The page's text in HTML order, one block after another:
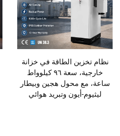
نظام تخزين الطاقة في خزانة
خارجية، سعة ٩٦ كيلوواط
ساعة، مع محول هجين وبيطار
ليثيوم-أيون وتبريد هوائي